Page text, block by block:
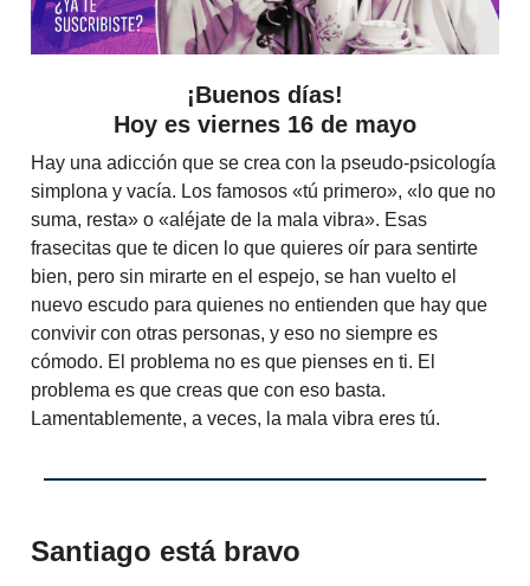
¡Buenos días!
Hoy es viernes 16 de mayo
Hay una adicción que se crea con la pseudo-psicología
simplona y vacía. Los famosos «tú primero», «lo que no
suma, resta» o «aléjate de la mala vibra». Esas
frasecitas que te dicen lo que quieres oír para sentirte
bien, pero sin mirarte en el espejo, se han vuelto el
nuevo escudo para quienes no entienden que hay que
convivir con otras personas, y eso no siempre es
cómodo. El problema no es que pienses en ti. El
problema es que creas que con eso basta.
Lamentablemente, a veces, la mala vibra eres tú.
Santiago está bravo